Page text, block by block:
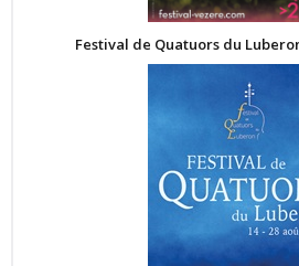
Festival de Quatuors du